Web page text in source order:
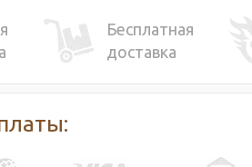
Бесплатная
доставка